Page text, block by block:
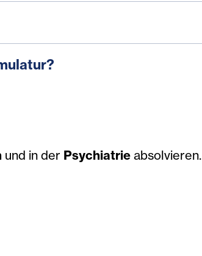
und in der Psychiatrie absolvieren.